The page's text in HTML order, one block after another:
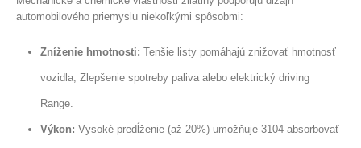
automobilového priemyslu niekoľkými spôsobmi:
Zníženie hmotnosti: Tenšie listy pomáhajú znižovať hmotnosť
vozidla, Zlepšenie spotreby paliva alebo elektrický driving
Range.
Výkon: Vysoké predĺženie (až 20%) umožňuje 3104 absorbovať